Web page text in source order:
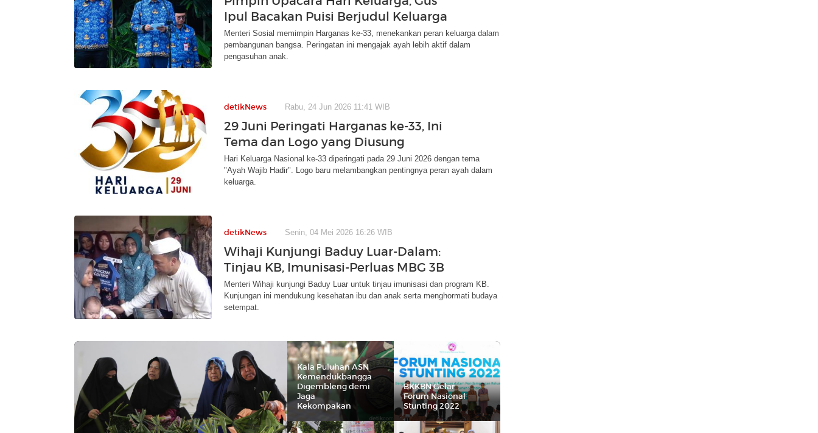
Ipul Bacakan Puisi Berjudul Keluarga
Menteri Sosial memimpin Harganas ke-33, menekankan peran keluarga dalam
pembangunan bangsa. Peringatan ini mengajak ayah lebih aktif dalam
pengasuhan anak.
detikNews Rabu, 24 Jun 2026 11:41 WIB
29 Juni Peringati Harganas ke-33, Ini
Tema dan Logo yang Diusung
Hari Keluarga Nasional ke-33 diperingati pada 29 Juni 2026 dengan tema
"Ayah Wajib Hadir". Logo baru melambangkan pentingnya peran ayah dalam
keluarga.
detikNews Senin, 04 Mei 2026 16:26 WIB
Wihaji Kunjungi Baduy Luar-Dalam:
Tinjau KB, Imunisasi-Perluas MBG 3B
Menteri Wihaji kunjungi Baduy Luar untuk tinjau imunisasi dan program KB.
Kunjungan ini mendukung kesehatan ibu dan anak serta menghormati budaya
setempat.
Kala Puluhan ASN
Kemendukbangga
Digembleng demi
Jaga
Kekompakan
BKKBN Gelar
Forum Nasional
Stunting 2022